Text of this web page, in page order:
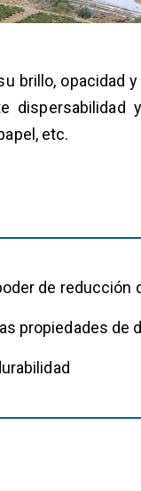
brillo,
etc.
de reducción
propiedades de